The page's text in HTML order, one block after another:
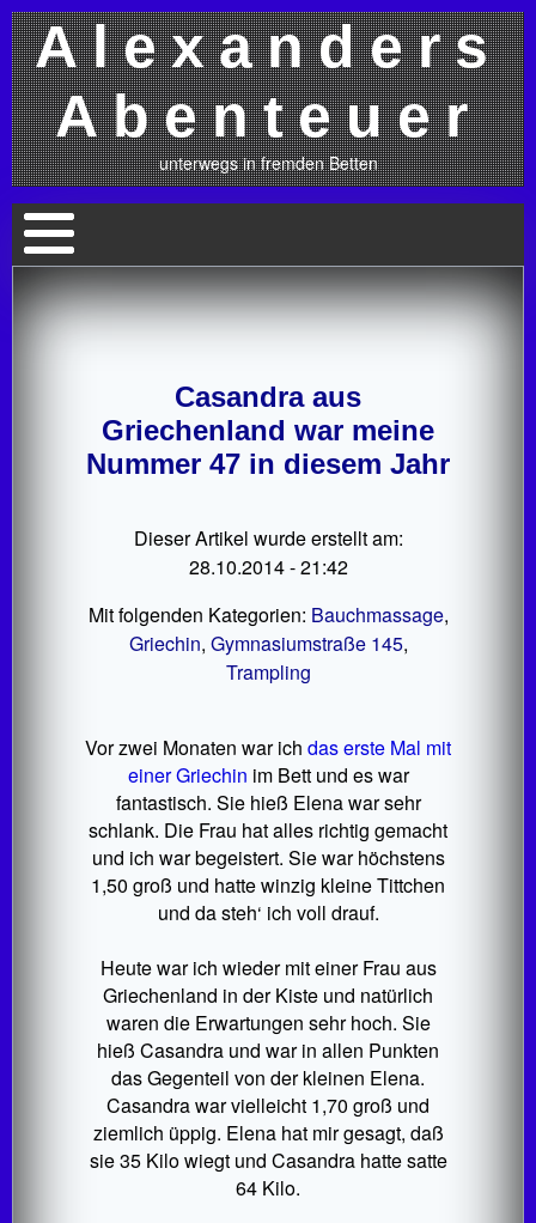
Alexanders
Abenteuer
unterwegs in fremden Betten
Casandra aus
Griechenland war meine
Nummer 47 in diesem Jahr
Dieser Artikel wurde erstellt am:
28.10.2014 - 21:42
Mit folgenden Kategorien: Bauchmassage,
Griechin, Gymnasiumstraße 145,
Trampling
Vor zwei Monaten war ich das erste Mal mit
einer Griechin im Bett und es war
fantastisch. Sie hieß Elena war sehr
schlank. Die Frau hat alles richtig gemacht
und ich war begeistert. Sie war höchstens
1,50 groß und hatte winzig kleine Tittchen
und da steh‘ ich voll drauf.
Heute war ich wieder mit einer Frau aus
Griechenland in der Kiste und natürlich
waren die Erwartungen sehr hoch. Sie
hieß Casandra und war in allen Punkten
das Gegenteil von der kleinen Elena.
Casandra war vielleicht 1,70 groß und
ziemlich üppig. Elena hat mir gesagt, daß
sie 35 Kilo wiegt und Casandra hatte satte
64 Kilo.